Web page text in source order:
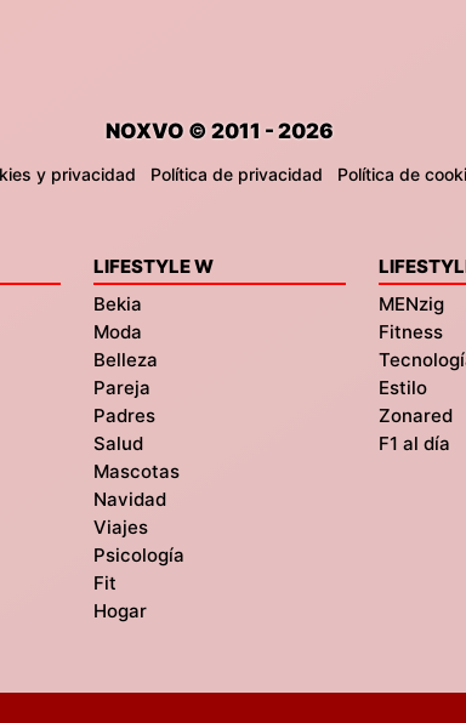
NOXVO © 2011 - 2026
y privacidad Política de privacidad Política de
LIFESTYLE W
Bekia
Moda
Belleza
Pareja
Padres
Salud
Mascotas
Navidad
Viajes
Psicología
Fit
Hogar
MENzig
Fitness
Estilo
Zonared
F1 al día